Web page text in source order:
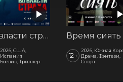
Во власти страха
2026, США,
Испания
Боевик, Триллер
Время сиять
12+
2026, Южная
Драма, Фэнтези,
Спорт